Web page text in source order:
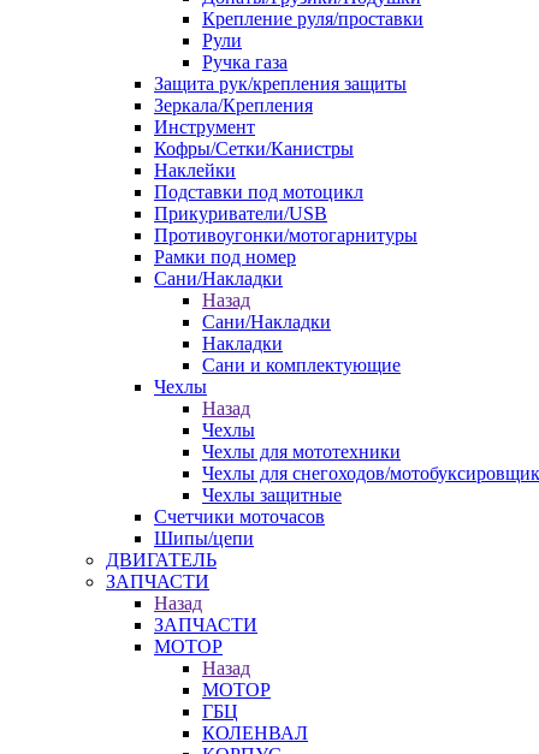
Крепление руля/проставки
Рули
Ручка газа
Защита рук/крепления защиты
Зеркала/Крепления
Инструмент
Кофры/Сетки/Канистры
Наклейки
Подставки под мотоцикл
Прикуриватели/USB
Противоугонки/мотогарнитуры
Рамки под номер
Сани/Накладки
Назад
Сани/Накладки
Накладки
Сани и комплектующие
Чехлы
Назад
Чехлы
Чехлы для мототехники
Чехлы для снегоходов/
Чехлы защитные
Счетчики моточасов
Шипы/цепи
ДВИГАТЕЛЬ
ЗАПЧАСТИ
Назад
ЗАПЧАСТИ
МОТОР
Назад
МОТОР
ГБЦ
КОЛЕНВАЛ